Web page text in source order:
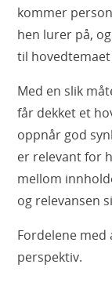
kommer
hen lurer på,
til
Med en slik
får dekket et
oppnår god
er relevant for
mellom
og relevansen
Fordelene med
perspektiv.